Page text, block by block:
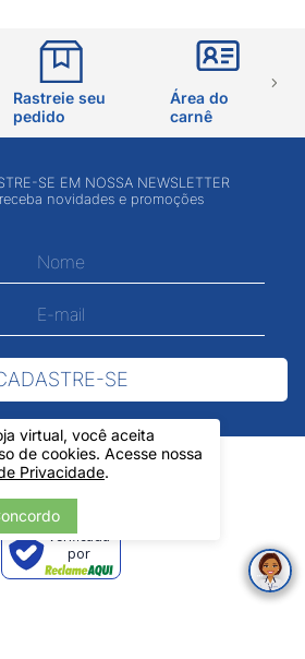
virtual, você aceita
de cookies. Acesse nossa
Privacidade.
Rastreie seu
pedido
Área do
carnê
SE EM NOSSA NEWSLETTER
novidades e promoções
SE
Verificada
por